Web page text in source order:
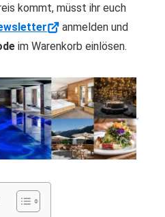
kommt, müsst ihr euch
anmelden und
im Warenkorb einlösen.